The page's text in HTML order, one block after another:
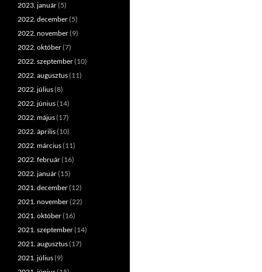
2023. január(5)
2022. december(5)
2022. november(9)
2022. október(7)
2022. szeptember(10)
2022. augusztus(11)
2022. július(8)
2022. június(14)
2022. május(17)
2022. április(10)
2022. március(11)
2022. február(16)
2022. január(15)
2021. december(12)
2021. november(22)
2021. október(16)
2021. szeptember(14)
2021. augusztus(17)
2021. július(9)